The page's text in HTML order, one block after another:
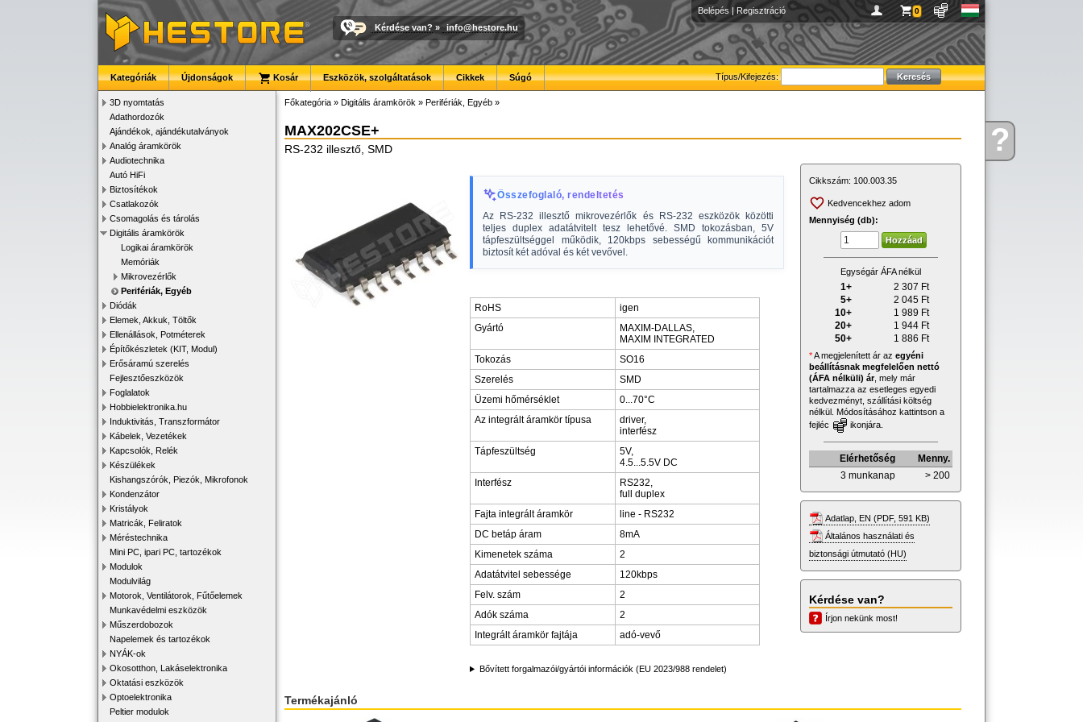
Kérdése?
Belépés | Regisztráció 0
Kérdése van? » info@hestore.hu
Típus/Kifejezés:
Kategóriák Újdonságok Kosár Eszközök, szolgáltatások Cikkek Súgó
3D nyomtatás
Adathordozók
Ajándékok, ajándékutalványok
Analóg áramkörök
Audiotechnika
Autó HiFi
Biztosítékok
Csatlakozók
Csomagolás és tárolás
Digitális áramkörök
Logikai áramkörök
Memóriák
Mikrovezérlők
Perifériák, Egyéb
Diódák
Elemek, Akkuk, Töltők
Ellenállások, Potméterek
Építőkészletek (KIT, Modul)
Erősáramú szerelés
Fejlesztőeszközök
Foglalatok
Hobbielektronika.hu
Induktivitás, Transzformátor
Kábelek, Vezetékek
Kapcsolók, Relék
Készülékek
Kishangszórók, Piezók, Mikrofonok
Kondenzátor
Kristályok
Matricák, Feliratok
Méréstechnika
Mini PC, ipari PC, tartozékok
Modulok
Modulvilág
Motorok, Ventilátorok, Fűtőelemek
Munkavédelmi eszközök
Műszerdobozok
Napelemek és tartozékok
NYÁK-ok
Okosotthon, Lakáselektronika
Oktatási eszközök
Optoelektronika
Peltier modulok
Főkategória » Digitális áramkörök » Perifériák, Egyéb »
MAX202CSE+
RS-232 illesztő, SMD
Összefoglaló, rendeltetés
Az RS-232 illesztő mikrovezérlők és RS-232 eszközök közötti
teljes duplex adatátvitelt tesz lehetővé. SMD tokozásban, 5V
tápfeszültséggel működik, 120kbps sebességű kommunikációt
biztosít két adóval és két vevővel.
RoHS
igen
Gyártó
MAXIM-DALLAS,
MAXIM INTEGRATED
Tokozás
SO16
Szerelés
SMD
Üzemi hőmérséklet
0...70°C
Az integrált áramkör típusa
driver,
interfész
Tápfeszültség
5V,
4.5...5.5V DC
Interfész
RS232,
full duplex
Fajta integrált áramkör
line - RS232
DC betáp áram
8mA
Kimenetek száma
2
Adatátvitel sebessége
120kbps
Felv. szám
2
Adók száma
2
Integrált áramkör fajtája
adó-vevő
Bővített forgalmazói/gyártói információk (EU 2023/988 rendelet)
Cikkszám: 100.003.35
Kedvencekhez adom
Mennyiség (db):
Egységár ÁFA nélkül
1+ 2 307 Ft
5+
2 045 Ft
10+
1 989 Ft
20+
1 944 Ft
50+
1 886 Ft
*A megjelenített ár az egyéni
beállításnak megfelelően nettó
(ÁFA nélküli) ár, mely már
tartalmazza az esetleges egyedi
kedvezményt, szállítási költség
nélkül. Módosításához kattintson a
fejléc
ikonjára.
Elérhetőség
Menny.
3 munkanap
> 200
Adatlap, EN (PDF, 591 KB)
Általános használati és
biztonsági útmutató (HU)
Kérdése van?
Írjon nekünk most!
Termékajánló